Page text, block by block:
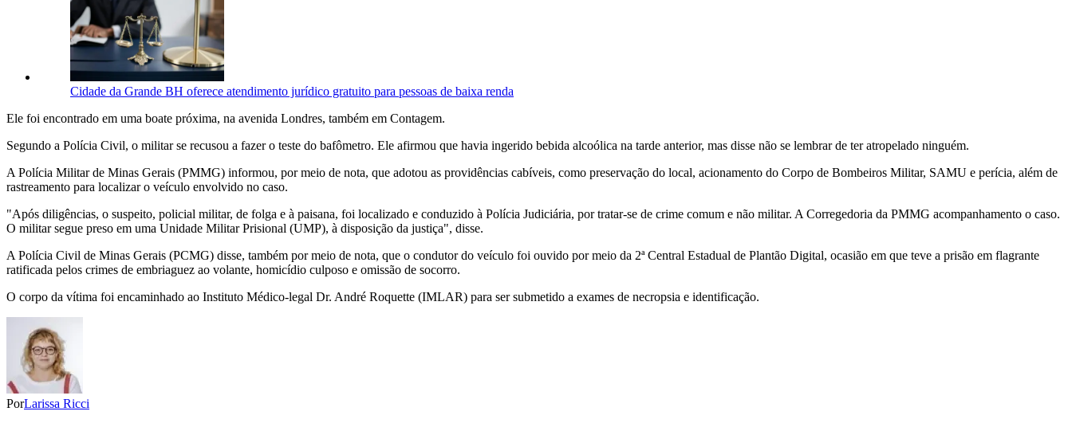
Cidade da Grande BH oferece atendimento jurídico gratuito para pessoas de baixa renda
Ele foi encontrado em uma boate próxima, na avenida Londres, também em Contagem.
Segundo a Polícia Civil, o militar se recusou a fazer o teste do bafômetro. Ele afirmou que havia ingerido bebida alcoólica na tarde anterior, mas disse não se lembrar de ter atropelado ninguém.
A Polícia Militar de Minas Gerais (PMMG) informou, por meio de nota, que adotou as providências cabíveis, como preservação do local, acionamento do Corpo de Bombeiros Militar, SAMU e perícia, além de
rastreamento para localizar o veículo envolvido no caso.
"Após diligências, o suspeito, policial militar, de folga e à paisana, foi localizado e conduzido à Polícia Judiciária, por tratar-se de crime comum e não militar. A Corregedoria da PMMG acompanhamento o caso.
O militar segue preso em uma Unidade Militar Prisional (UMP), à disposição da justiça", disse.
A Polícia Civil de Minas Gerais (PCMG) disse, também por meio de nota, que o condutor do veículo foi ouvido por meio da 2ª Central Estadual de Plantão Digital, ocasião em que teve a prisão em flagrante
ratificada pelos crimes de embriaguez ao volante, homicídio culposo e omissão de socorro.
O corpo da vítima foi encaminhado ao Instituto Médico-legal Dr. André Roquette (IMLAR) para ser submetido a exames de necropsia e identificação.
PorLarissa Ricci